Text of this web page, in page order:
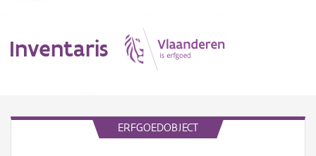
Inventaris
ERFGOEDOBJECT